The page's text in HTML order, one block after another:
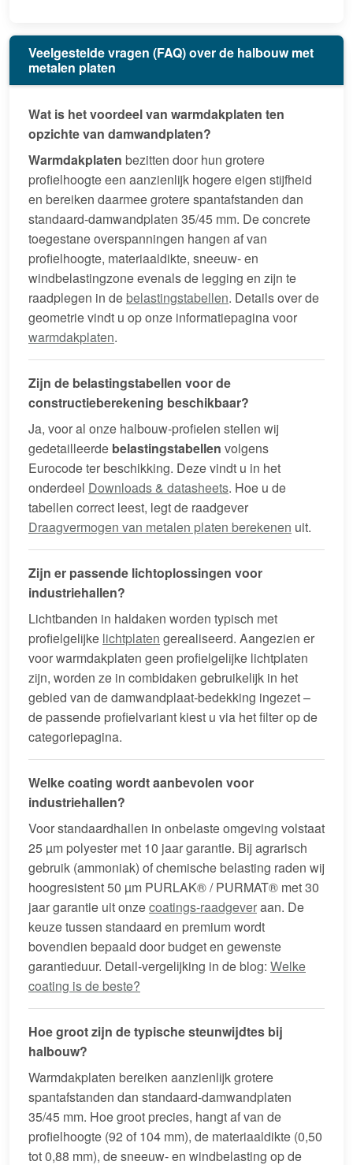
Veelgestelde vragen (FAQ) over de halbouw met
metalen platen
Wat is het voordeel van warmdakplaten ten
opzichte van damwandplaten?
Warmdakplaten bezitten door hun grotere
profielhoogte een aanzienlijk hogere eigen stijfheid
en bereiken daarmee grotere spantafstanden dan
standaard-damwandplaten 35/45 mm. De concrete
toegestane overspanningen hangen af van
profielhoogte, materiaaldikte, sneeuw- en
windbelastingzone evenals de legging en zijn te
raadplegen in de belastingstabellen. Details over de
geometrie vindt u op onze informatiepagina voor
warmdakplaten.
Zijn de belastingstabellen voor de
constructieberekening beschikbaar?
Ja, voor al onze halbouw-profielen stellen wij
gedetailleerde belastingstabellen volgens
Eurocode ter beschikking. Deze vindt u in het
onderdeel Downloads & datasheets. Hoe u de
tabellen correct leest, legt de raadgever
Draagvermogen van metalen platen berekenen uit.
Zijn er passende lichtoplossingen voor
industriehallen?
Lichtbanden in haldaken worden typisch met
profielgelijke lichtplaten gerealiseerd. Aangezien er
voor warmdakplaten geen profielgelijke lichtplaten
zijn, worden ze in combidaken gebruikelijk in het
gebied van de damwandplaat-bedekking ingezet –
de passende profielvariant kiest u via het filter op de
categoriepagina.
Welke coating wordt aanbevolen voor
industriehallen?
Voor standaardhallen in onbelaste omgeving volstaat
25 µm polyester met 10 jaar garantie. Bij agrarisch
gebruik (ammoniak) of chemische belasting raden wij
hoogresistent 50 µm PURLAK® / PURMAT® met 30
jaar garantie uit onzecoatings-raadgeveraan. De
keuze tussen standaard en premium wordt
bovendien bepaald door budget en gewenste
garantieduur. Detail-vergelijking in de blog: Welke
coating is de beste?
Hoe groot zijn de typische steunwijdtes bij
halbouw?
Warmdakplaten bereiken aanzienlijk grotere
spantafstanden dan standaard-damwandplaten
35/45 mm. Hoe groot precies, hangt af van de
profielhoogte (92 of 104 mm), de materiaaldikte (0,50
tot 0,88 mm), de sneeuw- en windbelasting op de